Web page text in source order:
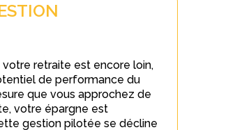
retraite est encore loin,
de performance du
que vous approchez de
votre épargne est
gestion pilotée se décline